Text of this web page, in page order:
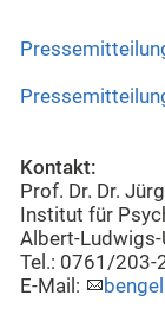
Kontakt:
Prof. Dr. Dr.
Institut für
Albert-
Tel.: 0761/203-
E-Mail: